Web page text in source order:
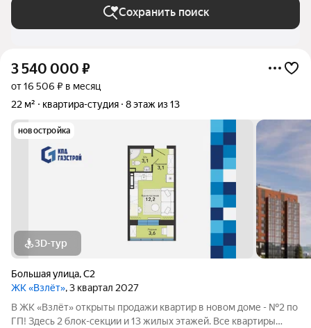
Сохранить поиск
3 540 000 ₽
от 16 506 ₽ в месяц
22 м²
квартира-студия 8 этаж из 13
новостройка
3D-тур
Большая улица,С2
ЖК «Взлёт», 3 квартал 2027
В ЖК «Взлёт» открыты продажи квартир в новом доме - №2 по
ГП! Здесь 2 блок-секции и 13 жилых этажей. Все квартиры